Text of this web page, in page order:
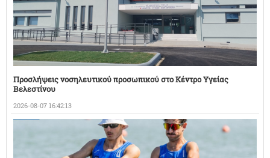
Προσλήψεις νοσηλευτικού προσωπικού στο Κέντρο Υγείας
Βελεστίνου
2026-08-07 16:42:13